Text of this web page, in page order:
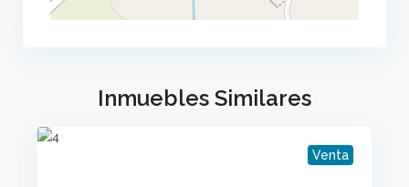
Inmuebles Similares
Venta